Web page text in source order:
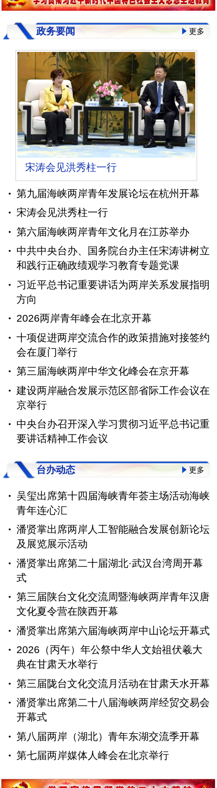
政务要闻 更多
宋涛会见洪秀柱一行
第九届海峡两岸青年发展论坛在杭州开幕
宋涛会见洪秀柱一行
第六届海峡两岸青年文化月在江苏举办
中共中央台办、国务院台办主任宋涛讲树立
和践行正确政绩观学习教育专题党课
习近平总书记重要讲话为两岸关系发展指明
方向
2026两岸青年峰会在北京开幕
十项促进两岸交流合作的政策措施对接签约
会在厦门举行
第三届海峡两岸中华文化峰会在京开幕
建设两岸融合发展示范区部省际工作会议在
京举行
中央台办召开深入学习贯彻习近平总书记重
要讲话精神工作会议
台办动态 更多
吴玺出席第十四届海峡青年荟主场活动海峡
青年连心汇
潘贤掌出席两岸人工智能融合发展创新论坛
及展览展示活动
潘贤掌出席第二十届湖北·武汉台湾周开幕
式
第三届陕台文化交流周暨海峡两岸青年汉唐
文化夏令营在陕西开幕
潘贤掌出席第六届海峡两岸中山论坛开幕式
2026（丙午）年公祭中华人文始祖伏羲大
典在甘肃天水举行
第三届陇台文化交流月活动在甘肃天水开幕
潘贤掌出席第二十八届海峡两岸经贸交易会
开幕式
第八届两岸（湖北）青年东湖交流季开幕
第七届两岸媒体人峰会在北京举行